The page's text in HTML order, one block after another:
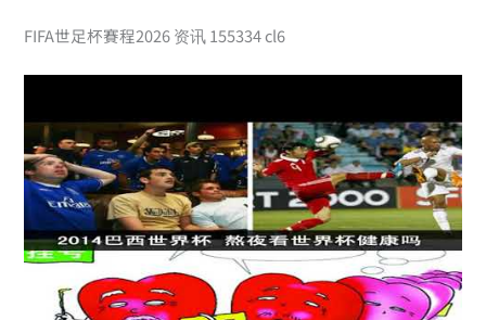
FIFA世足杯賽程2026 资讯 155334 cl6